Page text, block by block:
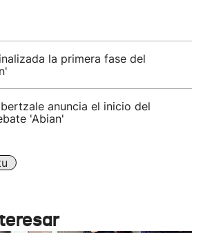
la primera fase del
anuncia el inicio del
'Abian'